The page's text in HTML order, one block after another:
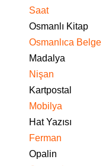
Saat
Osmanlı Kitap
Osmanlıca Belge
Madalya
Nişan
Kartpostal
Mobilya
Hat Yazısı
Ferman
Opalin